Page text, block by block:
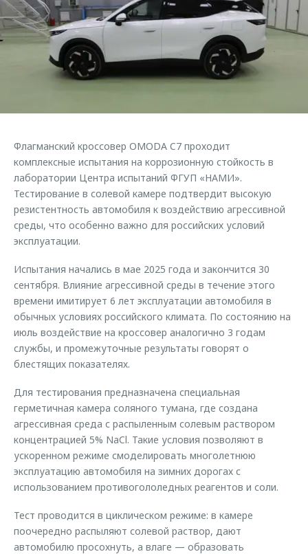
Страхование
Кредитный калькулятор
Аксессуары
Одежда и сувениры
Трейд-ин
Калькулятор трейд-ин
Клиентская поддержка
O&J Автоклуб
Клуб владельцев OMODA
Приложение O&J
Аксессуары
Оригинальные аксессуары
Запчасти
Обратная связь
Флагманский кроссовер OMODA C7 проходит
комплексные испытания на коррозионную стойкость в
лаборатории Центра испытаний ФГУП «НАМИ».
Тестирование в солевой камере подтвердит высокую
резистентность автомобиля к воздействию агрессивной
среды, что особенно важно для российских условий
эксплуатации.
Испытания начались в мае 2025 года и закончится 30
сентября. Влияние агрессивной среды в течение этого
времени имитирует 6 лет эксплуатации автомобиля в
обычных условиях российского климата. По состоянию на
июль воздействие на кроссовер аналогично 3 годам
службы, и промежуточные результаты говорят о
блестящих показателях.
Для тестирования предназначена специальная
герметичная камера соляного тумана, где создана
агрессивная среда с распыленным солевым раствором
концентрацией 5% NaCl. Такие условия позволяют в
ускоренном режиме смоделировать многолетнюю
эксплуатацию автомобиля на зимних дорогах с
использованием противогололедных реагентов и соли.
Тест проводится в циклическом режиме: в камере
поочередно распыляют солевой раствор, дают
автомобилю просохнуть, а влаге — образовать